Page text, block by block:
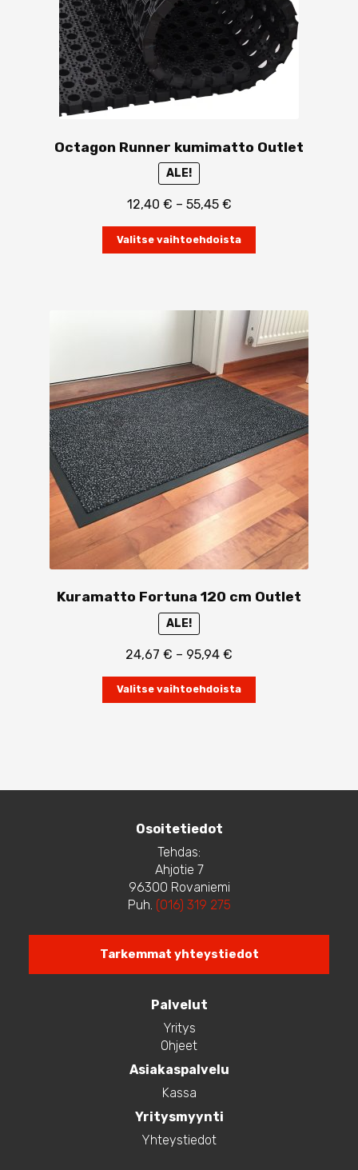
Octagon Runner kumimatto Outlet
ALE!
12,40 € – 55,45 €Hintaluokka:
-
55,45 €
Valitse vaihtoehdoista
tuotteella
Voit
tehdä
valinnat
tuotteen
sivulla.
Kuramatto Fortuna 120 cm Outlet
ALE!
24,67 € – 95,94 €
-
95,94 €
Valitse vaihtoehdoista
tuotteella
tehdä
Osoitetiedot
Tehdas:
Ahjotie 7
96300 Rovaniemi
Puh. (016) 319 275
Tarkemmat yhteystiedot
Palvelut
Yritys
Ohjeet
Asiakaspalvelu
Kassa
Yritysmyynti
Yhteystiedot